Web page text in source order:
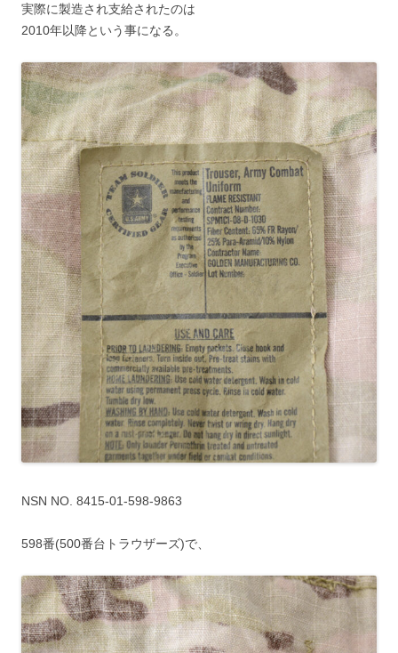
実際に製造され支給されたのは
2010年以降という事になる。
NSN NO. 8415-01-598-9863
598番(500番台トラウザーズ)で、